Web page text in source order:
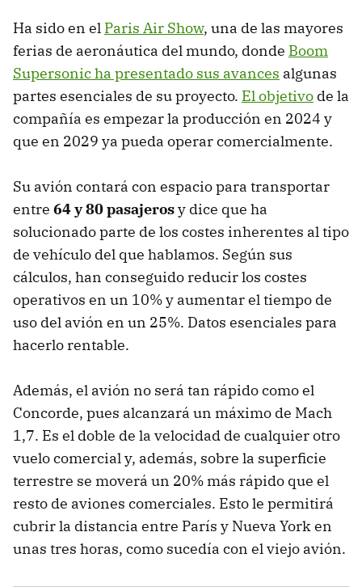
Ha sido en el Paris Air Show, una de las mayores
ferias de aeronáutica del mundo, donde Boom
Supersonic ha presentado sus avances algunas
partes esenciales de su proyecto. El objetivo de la
compañía es empezar la producción en 2024 y
que en 2029 ya pueda operar comercialmente.
Su avión contará con espacio para transportar
entre 64 y 80 pasajerosy dice que ha
solucionado parte de los costes inherentes al tipo
de vehículo del que hablamos. Según sus
cálculos, han conseguido reducir los costes
operativos en un 10% y aumentar el tiempo de
uso del avión en un 25%. Datos esenciales para
hacerlo rentable.
Además, el avión no será tan rápido como el
Concorde, pues alcanzará un máximo de Mach
1,7. Es el doble de la velocidad de cualquier otro
vuelo comercial y, además, sobre la superficie
terrestre se moverá un 20% más rápido que el
resto de aviones comerciales. Esto le permitirá
cubrir la distancia entre París y Nueva York en
unas tres horas, como sucedía con el viejo avión.